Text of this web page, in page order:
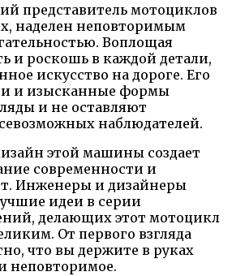
представитель мотоциклов
наделен неповторимым
Воплощая
и роскошь в каждой детали,
искусство на дороге. Его
и изысканные формы
и не оставляют
наблюдателей.
этой машины создает
современности и
Инженеры и дизайнеры
идеи в серии
делающих этот мотоцикл
От первого взгляда
что вы держите в руках
неповторимое.